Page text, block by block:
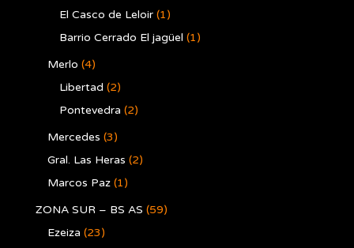
El Casco de Leloir (1)
Barrio Cerrado El jagüel (1)
Merlo (4)
Libertad (2)
Pontevedra (2)
Mercedes (3)
Gral. Las Heras (2)
Marcos Paz (1)
ZONA SUR – BS AS (59)
Ezeiza (23)